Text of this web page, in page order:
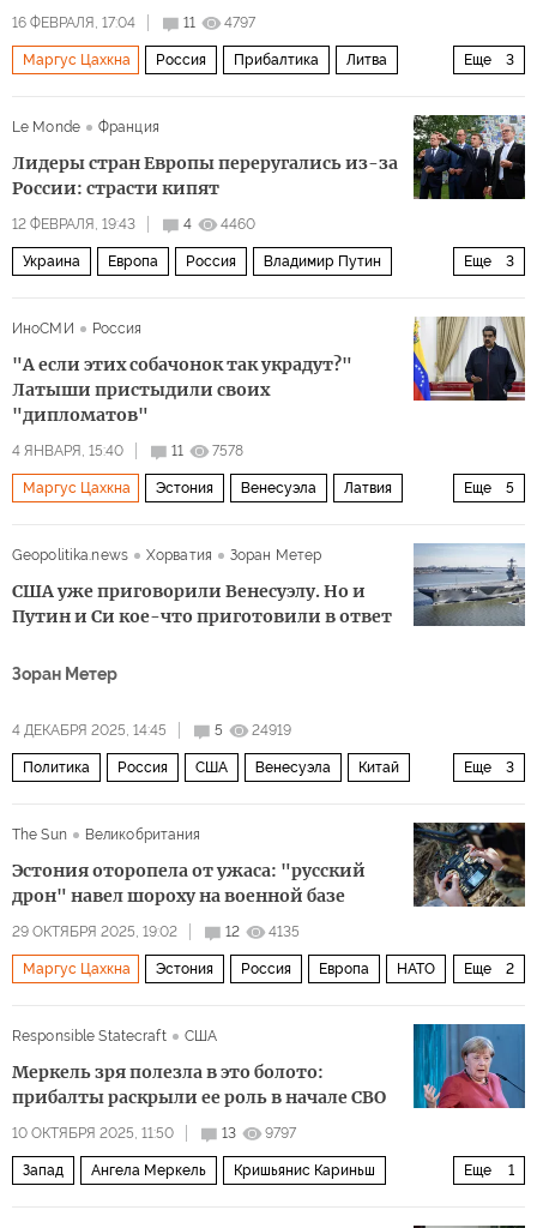
16 ФЕВРАЛЯ, 17:04 11 4797
Еще 3
Маргус Цахкна Россия Прибалтика Литва
Le Monde
Франция
Лидеры стран Европы переругались из-за
России: страсти кипят
12 ФЕВРАЛЯ, 19:43 4 4460
Еще 3
Украина Европа Россия Владимир Путин
ИноСМИ
Россия
"А если этих собачонок так украдут?"
Латыши пристыдили своих
"дипломатов"
4 ЯНВАРЯ, 15:40 11 7578
Еще 5
Маргус Цахкна Эстония Венесуэла Латвия
Geopolitika.news Хорватия Зоран Метер
США уже приговорили Венесуэлу. Но и
Путин и Си кое-что приготовили в ответ
Зоран Метер
4 ДЕКАБРЯ 2025, 14:45 5 24919
Еще 3
Политика Россия США Венесуэла Китай
The Sun
Великобритания
Эстония оторопела от ужаса: "русский
дрон" навел шороху на военной базе
29 ОКТЯБРЯ 2025, 19:02 12 4135
Еще 2
Маргус Цахкна Эстония Россия Европа НАТО
Responsible Statecraft
США
Меркель зря полезла в это болото:
прибалты раскрыли ее роль в начале СВО
10 ОКТЯБРЯ 2025, 11:50 13 9797
Еще 1
Запад Ангела Меркель Кришьянис Кариньш